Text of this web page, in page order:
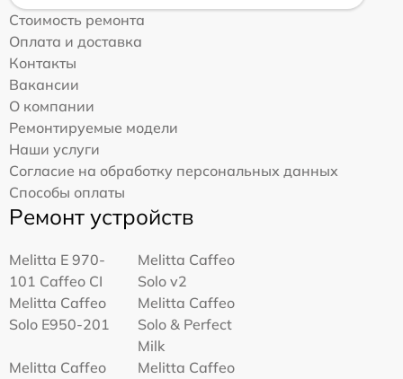
Стоимость ремонта
Оплата и доставка
Контакты
Вакансии
О компании
Ремонтируемые модели
Наши услуги
Согласие на обработку персональных данных
Способы оплаты
Ремонт устройств
Melitta Е 970-
101 Caffeo CI
Melitta Caffeo
Solo v2
Melitta Caffeo
Solo E950-201
Melitta Caffeo
Solo & Perfect
Milk
Melitta Caffeo
Melitta Caffeo